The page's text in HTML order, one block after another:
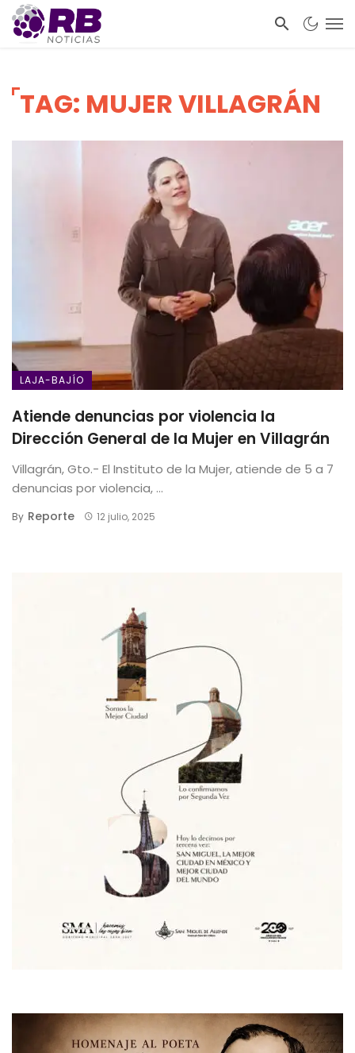
TAG: MUJER VILLAGRÁN
LAJA-BAJÍO
Atiende denuncias por violencia la
Dirección General de la Mujer en Villagrán
Villagrán, Gto.- El Instituto de la Mujer, atiende de 5 a 7
denuncias por violencia, ...
By Reporte 12 julio, 2025